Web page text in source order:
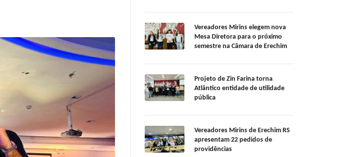
Vereadores Mirins elegem nova
Mesa Diretora para o próximo
semestre na Câmara de Erechim
Projeto de Zin Farina torna
Atlântico entidade de utilidade
pública
Vereadores Mirins de Erechim RS
apresentam 22 pedidos de
providências